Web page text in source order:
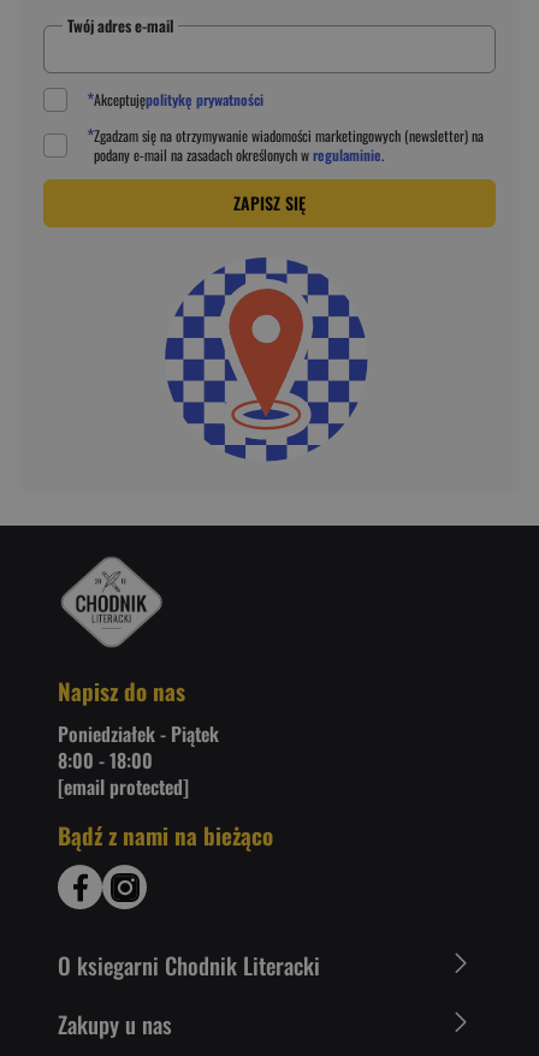
Twój adres e-mail
*Akceptujępolitykę prywatności
*Zgadzam się na otrzymywanie wiadomości marketingowych (newsletter) na
podanye-mail na zasadach określonych wregulaminie.
ZAPISZ SIĘ
Napisz do nas
Poniedziałek - Piątek
8:00 - 18:00
[email protected]
Bądź z nami na bieżąco
O ksiegarni Chodnik Literacki
Zakupy u nas